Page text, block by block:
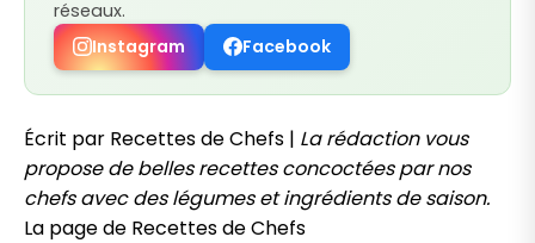
réseaux.
Instagram
Facebook
Écrit par Recettes de Chefs | La rédaction vous
propose de belles recettes concoctées par nos
chefs avec des légumes et ingrédients de saison.
La page de Recettes de Chefs